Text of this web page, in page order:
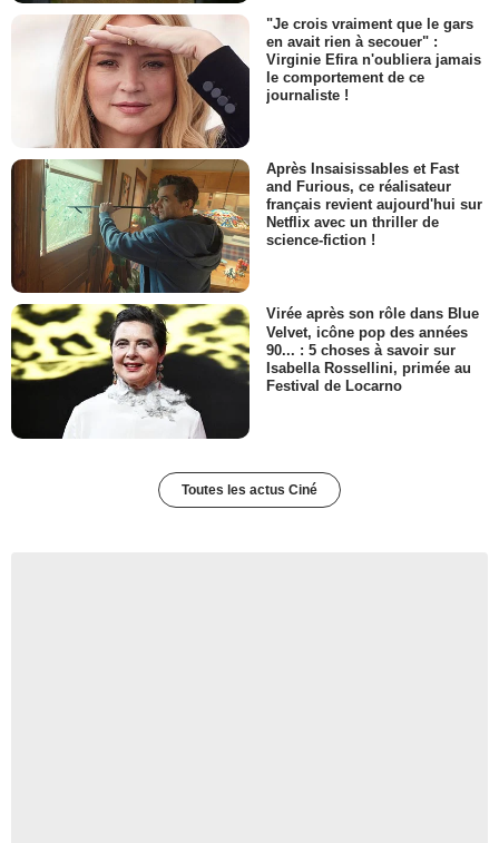
"Je crois vraiment que le gars
en avait rien à secouer" :
Virginie Efira n'oubliera jamais
le comportement de ce
journaliste !
Après Insaisissables et Fast
and Furious, ce réalisateur
français revient aujourd'hui sur
Netflix avec un thriller de
science-fiction !
Virée après son rôle dans Blue
Velvet, icône pop des années
90... : 5 choses à savoir sur
Isabella Rossellini, primée au
Festival de Locarno
Toutes les actus Ciné